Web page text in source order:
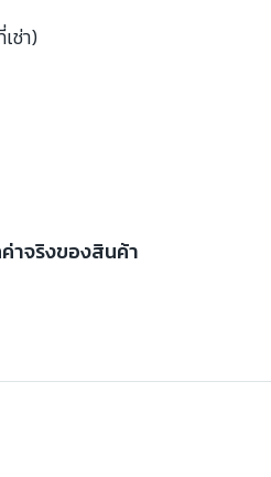
ช่า)
าจริงของสินค้า